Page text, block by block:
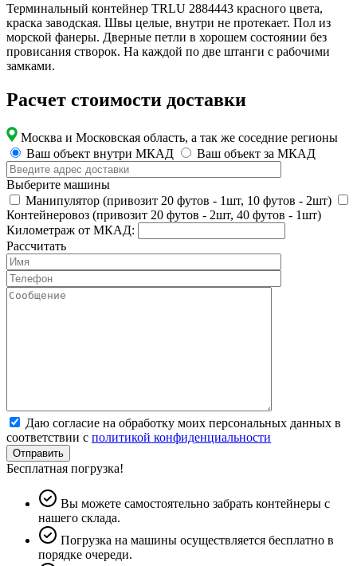
Терминальный контейнер TRLU 2884443 красного цвета,
краска заводская. Швы целые, внутри не протекает. Пол из
морской фанеры. Дверные петли в хорошем состоянии без
провисания створок. На каждой по две штанги с рабочими
замками.
Расчет стоимости доставки
Москва и Московская область, а так же соседние регионы
Ваш объект внутри МКАД
Ваш объект за МКАД
Выберите машины
Манипулятор (привозит 20 футов - 1шт, 10 футов - 2шт)
Контейнеровоз (привозит 20 футов - 2шт, 40 футов - 1шт)
Километраж от МКАД:
Рассчитать
Даю согласие на обработку моих персональных данных в
соответствии с политикой конфиденциальности
Отправить
Бесплатная погрузка!
Вы можете самостоятельно забрать контейнеры с
нашего склада.
Погрузка на машины осуществляется бесплатно в
порядке очереди.